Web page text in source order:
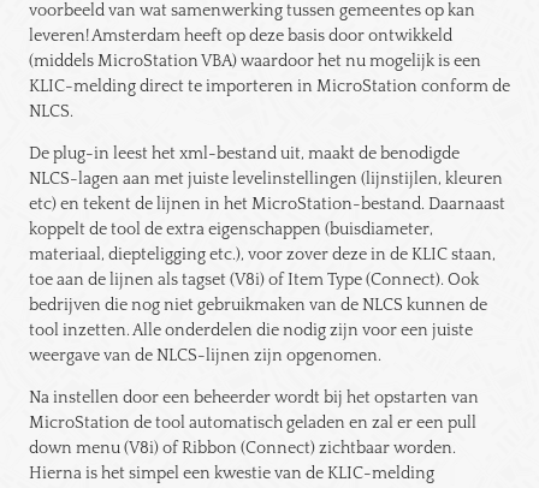
voorbeeld van wat samenwerking tussen gemeentes op kan
leveren! Amsterdam heeft op deze basis door ontwikkeld
(middels MicroStation VBA) waardoor het nu mogelijk is een
KLIC-melding direct te importeren in MicroStation conform de
NLCS.
De plug-in leest het xml-bestand uit, maakt de benodigde
NLCS-lagen aan met juiste levelinstellingen (lijnstijlen, kleuren
etc) en tekent de lijnen in het MicroStation-bestand. Daarnaast
koppelt de tool de extra eigenschappen (buisdiameter,
materiaal, diepteligging etc.), voor zover deze in de KLIC staan,
toe aan de lijnen als tagset (V8i) of Item Type (Connect). Ook
bedrijven die nog niet gebruikmaken van de NLCS kunnen de
tool inzetten. Alle onderdelen die nodig zijn voor een juiste
weergave van de NLCS-lijnen zijn opgenomen.
Na instellen door een beheerder wordt bij het opstarten van
MicroStation de tool automatisch geladen en zal er een pull
down menu (V8i) of Ribbon (Connect) zichtbaar worden.
Hierna is het simpel een kwestie van de KLIC-melding